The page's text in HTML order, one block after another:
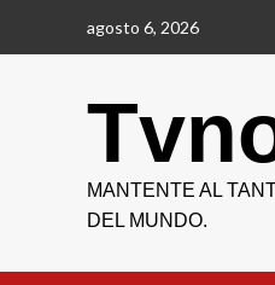
agosto 6, 2026
MANTENTE AL
DEL MUNDO.